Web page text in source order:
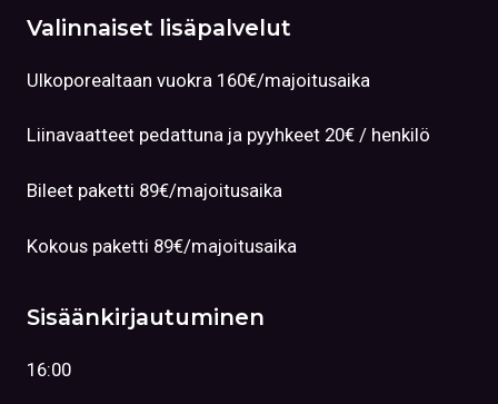
Valinnaiset lisäpalvelut
Ulkoporealtaan vuokra 160€/majoitusaika
Liinavaatteet pedattuna ja pyyhkeet 20€ / henkilö
Bileet paketti 89€/majoitusaika
Kokous paketti 89€/majoitusaika
Sisäänkirjautuminen
16:00